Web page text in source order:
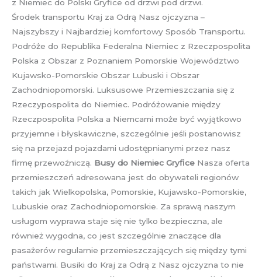
z Niemiec do Polski Gryfice od drzwi pod drzwi.
Środek transportu Kraj za Odrą Nasz ojczyzna –
Najszybszy i Najbardziej komfortowy Sposób Transportu.
Podróże do Republika Federalna Niemiec z Rzeczpospolita
Polska z Obszar z Poznaniem Pomorskie Województwo
Kujawsko-Pomorskie Obszar Lubuski i Obszar
Zachodniopomorski. Luksusowe Przemieszczania się z
Rzeczypospolita do Niemiec. Podróżowanie między
Rzeczpospolita Polska a Niemcami może być wyjątkowo
przyjemne i błyskawiczne, szczególnie jeśli postanowisz
się na przejazd pojazdami udostępnianymi przez nasz
firmę przewoźniczą. Busy do Niemiec Gryfice Nasza oferta
przemieszczeń adresowana jest do obywateli regionów
takich jak Wielkopolska, Pomorskie, Kujawsko-Pomorskie,
Lubuskie oraz Zachodniopomorskie. Za sprawą naszym
usługom wyprawa staje się nie tylko bezpieczna, ale
również wygodna, co jest szczególnie znaczące dla
pasażerów regularnie przemieszczających się między tymi
państwami. Busiki do Kraj za Odrą z Nasz ojczyzna to nie